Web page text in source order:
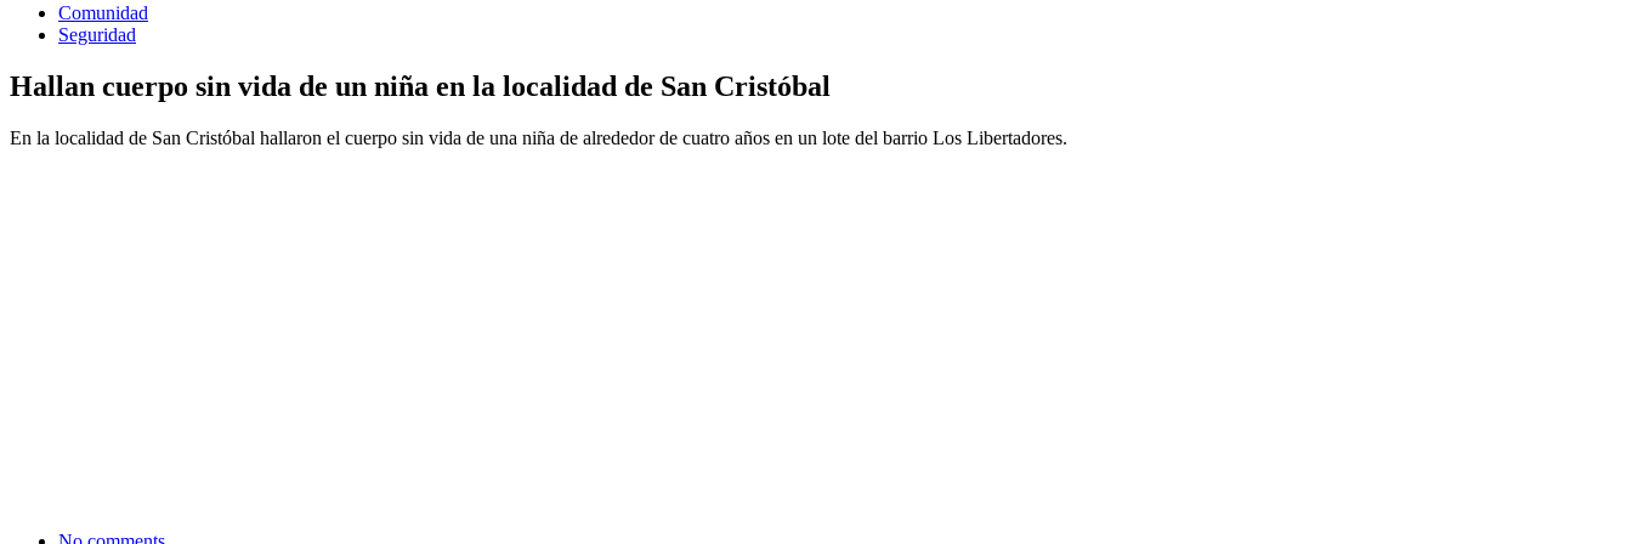
Comunidad
Seguridad
Hallan cuerpo sin vida de un niña en la localidad de San Cristóbal
En la localidad de San Cristóbal hallaron el cuerpo sin vida de una niña de alrededor de cuatro años en un lote del barrio Los Libertadores.